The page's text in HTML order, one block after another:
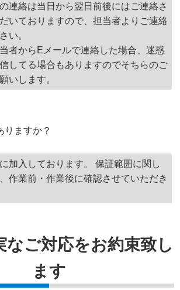
連絡は当日から翌日前後にはご連絡さ
いておりますので、担当者よりご連絡
い。
者からEメールで連絡した場合、迷惑
してる場合もありますのでそちらのご
いします。
りますか？
加入しております。 保証範囲に関し
作業前・作業後に確認させていただき
なご対応をお約束致し
ます